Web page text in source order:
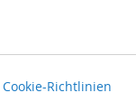
Richtlinien